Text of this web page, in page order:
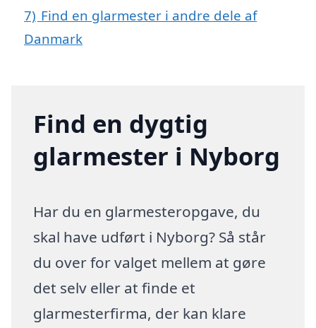
7) Find en glarmester i andre dele af
Danmark
Find en dygtig
glarmester i Nyborg
Har du en glarmesteropgave, du
skal have udført i Nyborg? Så står
du over for valget mellem at gøre
det selv eller at finde et
glarmesterfirma, der kan klare